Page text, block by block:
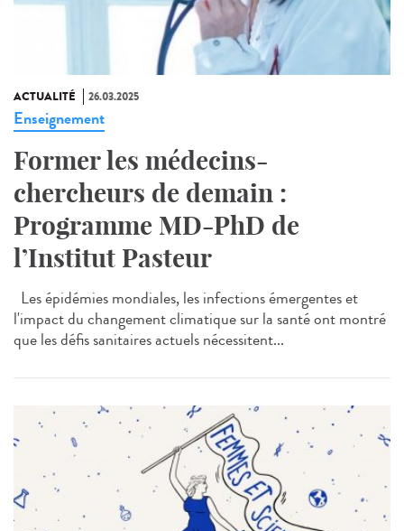
ACTUALITÉ 26.03.2025
Enseignement
Former les médecins-
chercheurs de demain :
Programme MD-PhD de
l’Institut Pasteur
Les épidémies mondiales, les infections émergentes et
l'impact du changement climatique sur la santé ont montré
que les défis sanitaires actuels nécessitent...